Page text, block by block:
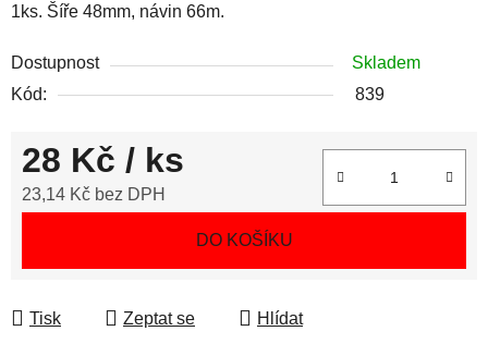
1ks. Šíře 48mm, návin 66m.
Dostupnost
Skladem
Kód:
839
28 Kč / ks
23,14 Kč bez DPH
DO KOŠÍKU
Tisk Zeptat se Hlídat